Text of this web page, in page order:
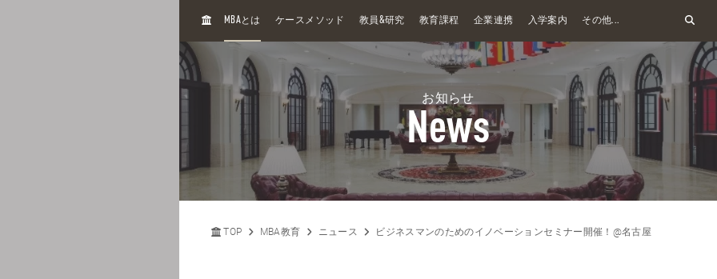
H
MBAとは ケースメソッド 教員&研究 教育課程 企業連携 入学案内 その他...
お知らせ
News
TOP MBA教育 ニュース ビジネスマンのためのイノベーションセミナー開催！@名古屋